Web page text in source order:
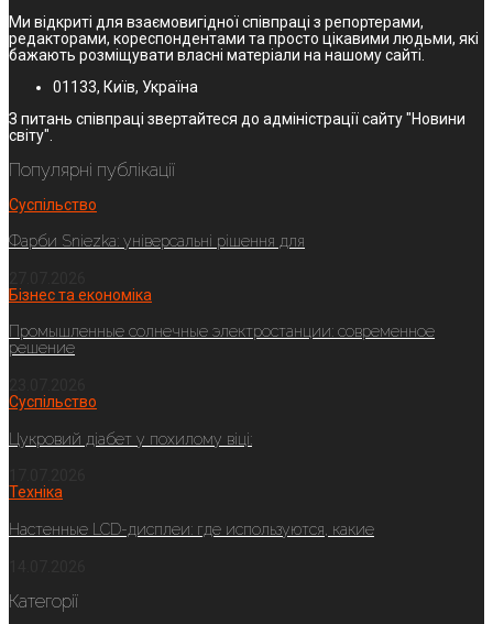
Ми відкриті для взаємовигідної співпраці з репортерами,
редакторами, кореспондентами та просто цікавими людьми, які
бажають розміщувати власні матеріали на нашому сайті.
01133, Київ, Україна
З питань співпраці звертайтеся до адміністрації сайту "Новини
світу".
Популярні публікації
Суспільство
Фарби Sniezka: універсальні рішення для
Бізнес та економіка
Промышленные солнечные электростанции: современное
решение
Суспільство
Цукровий діабет у похилому віці:
Техніка
Настенные LCD-дисплеи: где используются, какие
Категорії